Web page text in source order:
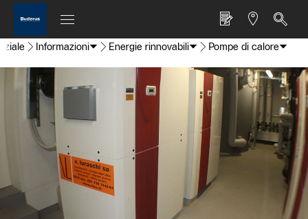
Informazioni Energie rinnovabili Pompe di calore